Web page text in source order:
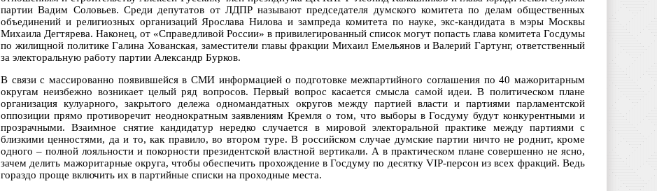
партии Вадим Соловьев. Среди депутатов от ЛДПР называют председателя думского комитета по делам общественных
объединений и религиозных организаций Ярослава Нилова и зампреда комитета по науке, экс-кандидата в мэры Москвы
Михаила Дегтярева. Наконец, от «Справедливой России» в привилегированный список могут попасть глава комитета Госдумы
по жилищной политике Галина Хованская, заместители главы фракции Михаил Емельянов и Валерий Гартунг, ответственный
за электоральную работу партии Александр Бурков.
В связи с массированно появившейся в СМИ информацией о подготовке межпартийного соглашения по 40 мажоритарным
округам неизбежно возникает целый ряд вопросов. Первый вопрос касается смысла самой идеи. В политическом плане
организация кулуарного, закрытого дележа одномандатных округов между партией власти и партиями парламентской
оппозиции прямо противоречит неоднократным заявлениям Кремля о том, что выборы в Госдуму будут конкурентными и
прозрачными. Взаимное снятие кандидатур нередко случается в мировой электоральной практике между партиями с
близкими ценностями, да и то, как правило, во втором туре. В российском случае думские партии ничто не роднит, кроме
одного – полной лояльности и покорности президентской властной вертикали. А в практическом плане совершенно не ясно,
зачем делить мажоритарные округа, чтобы обеспечить прохождение в Госдуму по десятку VIP-персон из всех фракций. Ведь
гораздо проще включить их в партийные списки на проходные места.